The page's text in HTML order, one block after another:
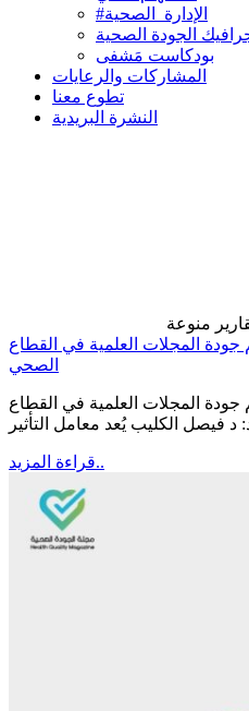
#الإدارة_الصحية
الجودة الصحية
بودكاست مَشفى
المشاركات والرعايات
تطوع معنا
النشرة البريدية
منوعة
جودة المجلات العلمية في القطاع
الصحي
جودة المجلات العلمية في القطاع
قراءة المزيد..